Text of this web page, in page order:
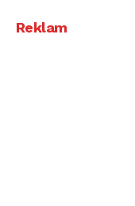
Reklam